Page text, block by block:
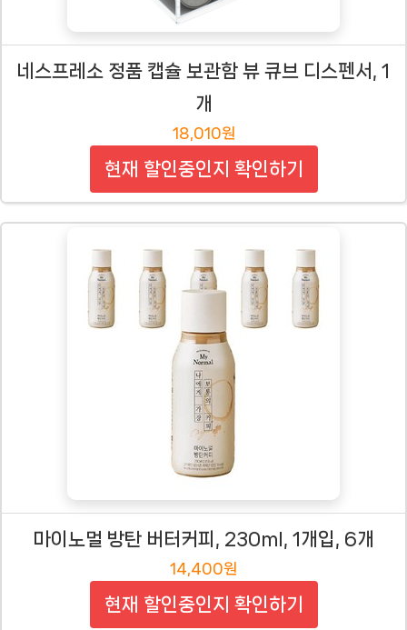
네스프레소 정품 캡슐 보관함 뷰 큐브 디스펜서, 1
개
18,010원
현재 할인중인지 확인하기
마이노멀 방탄 버터커피, 230ml, 1개입, 6개
14,400원
현재 할인중인지 확인하기